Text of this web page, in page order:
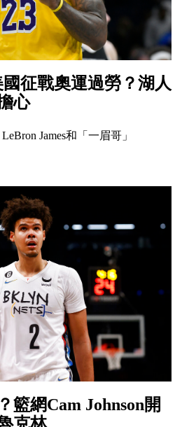
征戰奧運過勞？湖人
心
James和「一眉哥」
籃網Cam Johnson開
克林